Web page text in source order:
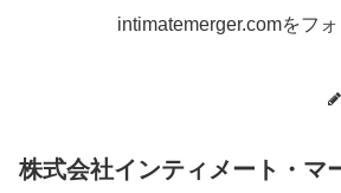
intimatemerger.comをフ
株式会社インティメート・マ